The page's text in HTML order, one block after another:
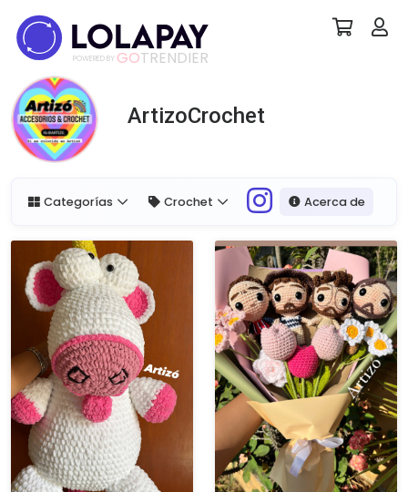
POWERED BY GOTRENDIER
ArtizoCrochet
Categorías Crochet Acerca de